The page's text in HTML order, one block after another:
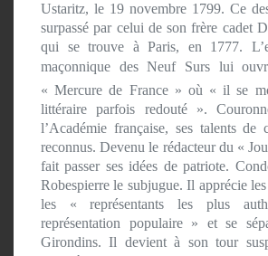
Ustaritz, le 19 novembre 1799. Ce
surpassé par celui de son frère cadet
qui se trouve à Paris, en 1777.
maçonnique des Neuf Surs lui
« Mercure de France » où « il se
littéraire parfois redouté ».
l’Académie française, ses talents de
reconnus. Devenu le rédacteur du «
fait passer ses idées de patriote.
Robespierre le subjugue. Il apprécie
les « représentants les plus
représentation populaire » et se
Girondins. Il devient à son tour